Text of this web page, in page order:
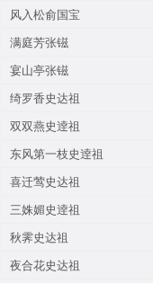
风入松俞国宝
满庭芳张镃
宴山亭张镃
绮罗香史达祖
双双燕史逹祖
东风第一枝史逹祖
喜迁莺史达祖
三姝媚史逹祖
秋霁史达祖
夜合花史达祖